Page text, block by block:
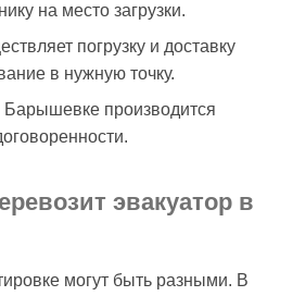
на место загрузки.
погрузку и доставку
в нужную точку.
Барышевке производится
эвакуатор в
могут быть разными. В